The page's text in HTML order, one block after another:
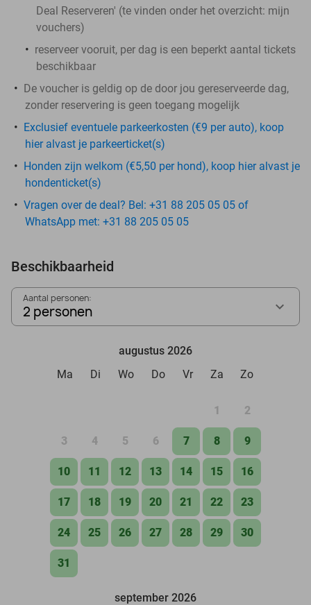
Deal Reserveren' (te vinden onder het overzicht: mijn
vouchers)
reserveer vooruit, per dag is een beperkt aantal tickets
beschikbaar
De voucher is geldig op de door jou gereserveerde dag,
zonder reservering is geen toegang mogelijk
Exclusief eventuele parkeerkosten (€9 per auto), koop
hier alvast je parkeerticket(s)
Honden zijn welkom (€5,50 per hond), koop hier alvast je
hondenticket(s)
Vragen over de deal? Bel: +31 88 205 05 05 of
WhatsApp met: +31 88 205 05 05
Beschikbaarheid
Aantal personen:
2 personen
augustus 2026
Ma
Di Wo Do Vr Za Zo
1 2
3 4 5 6 7 8 9
10 11 12 13 14 15 16
17 18 19 20 21 22 23
24 25 26 27 28 29 30
31
september 2026